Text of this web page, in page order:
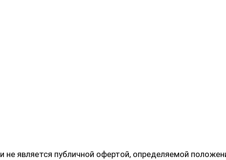
является публичной офертой, определяемой